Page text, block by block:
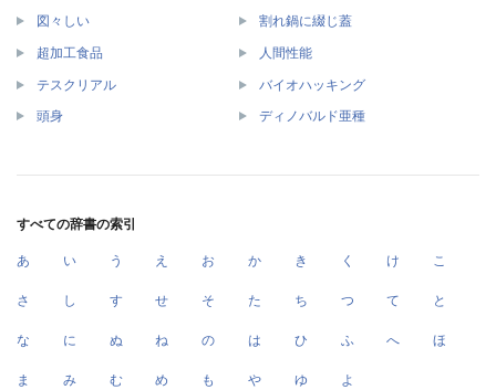
図々しい 割れ鍋に綴じ蓋
超加工食品 人間性能
テスクリアル バイオハッキング
頭身 ディノバルド亜種
すべての辞書の索引
あ い う え お か き く け こ
さ し す せ そ た ち つ て と
な に ぬ ね の は ひ ふ へ ほ
ま み む め も や ゆ よ